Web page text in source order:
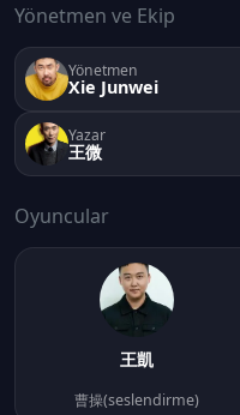
Yönetmen ve Ekip
Yönetmen
Xie Junwei
Yazar
王微
Oyuncular
王凱
曹操(seslendirme)